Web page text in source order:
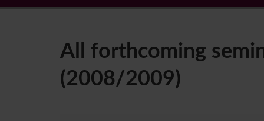
All forthcoming
(2008/2009)